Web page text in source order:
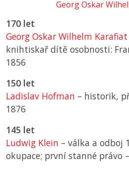
Georg Oskar
170 let
Georg Oskar Wilhelm Karafiat
knihtiskař dítě osobnosti:
1856
150 let
Ladislav Hofman – historik,
1876
145 let
Ludwig Klein – válka a odboj
okupace; první stanné právo –